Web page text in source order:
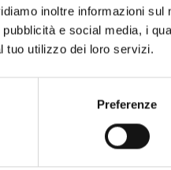
inoltre informazioni
e social media, i
tuo utilizzo dei loro servizi.
Preferenze
it-it/salacucina.aspx
>
Sala&Cucina